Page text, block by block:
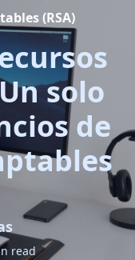
(RSA)
solo
de
read